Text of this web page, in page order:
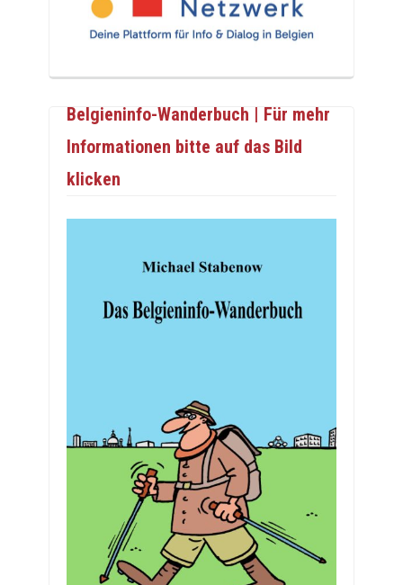
Belgieninfo-Wanderbuch | Für mehr
Informationen bitte auf das Bild
klicken